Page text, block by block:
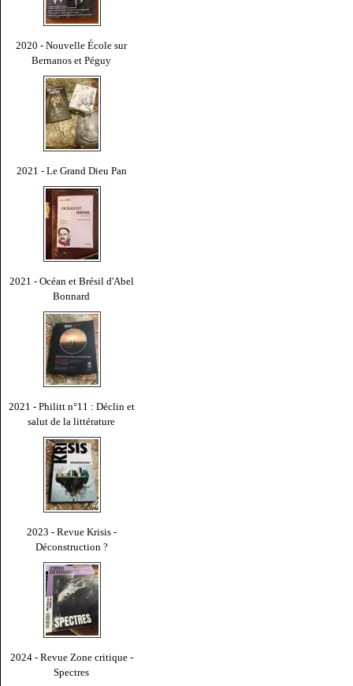
2020 - Nouvelle École sur
Bernanos et Péguy
2021 - Le Grand Dieu Pan
2021 - Océan et Brésil d'Abel
Bonnard
2021 - Philitt n°11 : Déclin et
salut de la littérature
2023 - Revue Krisis -
Déconstruction ?
2024 - Revue Zone critique -
Spectres